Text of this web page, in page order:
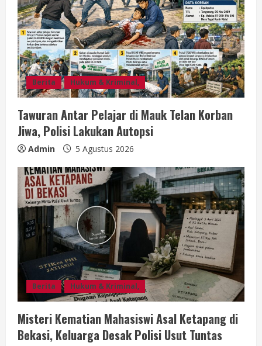
Berita Hukum & Kriminal,
Tawuran Antar Pelajar di Mauk Telan Korban
Jiwa, Polisi Lakukan Autopsi
Admin 5 Agustus 2026
Berita Hukum & Kriminal,
Misteri Kematian Mahasiswi Asal Ketapang di
Bekasi, Keluarga Desak Polisi Usut Tuntas